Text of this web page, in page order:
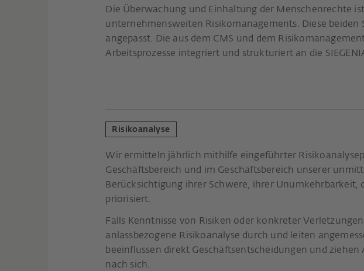
Die Überwachung und Einhaltung der Menschenrechte
unternehmensweiten Risikomanagements. Diese
angepasst. Die aus dem CMS und dem
Arbeitsprozesse integriert und strukturiert an die
Risikoanalyse
Wir ermitteln jährlich mithilfe eingeführter
Geschäftsbereich und im Geschäftsbereich unserer
Berücksichtigung ihrer Schwere, ihrer
priorisiert.
Falls Kenntnisse von Risiken oder konkreter
anlassbezogene Risikoanalyse durch und leiten
beeinflussen direkt Geschäftsentscheidungen und
nach sich.